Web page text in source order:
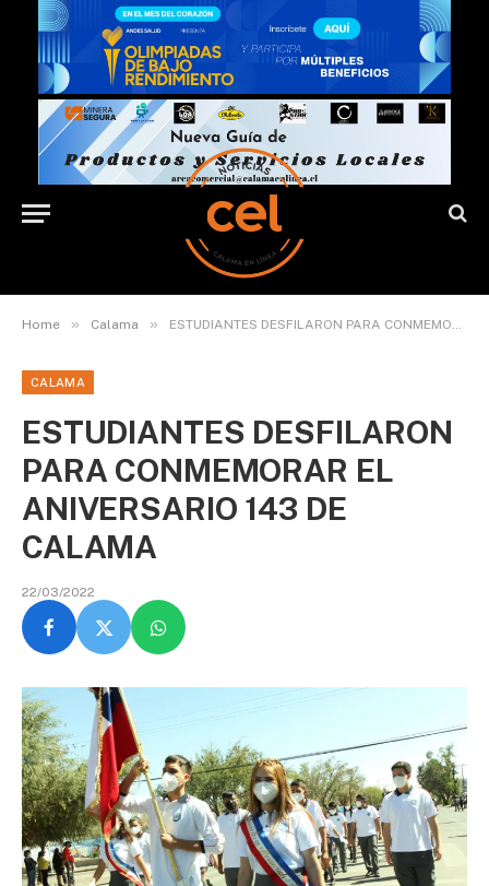
Home » Calama » ESTUDIANTES DESFILARON PARA CONMEMORAR EL ANIVERSARIO 143 DE CALAMA
CALAMA
ESTUDIANTES DESFILARON
PARA CONMEMORAR EL
ANIVERSARIO 143 DE
CALAMA
22/03/2022